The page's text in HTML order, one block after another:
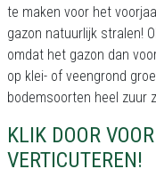
te maken voor het
gazon natuurlijk stralen!
omdat het gazon dan
op klei- of veengrond
bodemsoorten heel zuur
KLIK DOOR
VERTICUTEREN!